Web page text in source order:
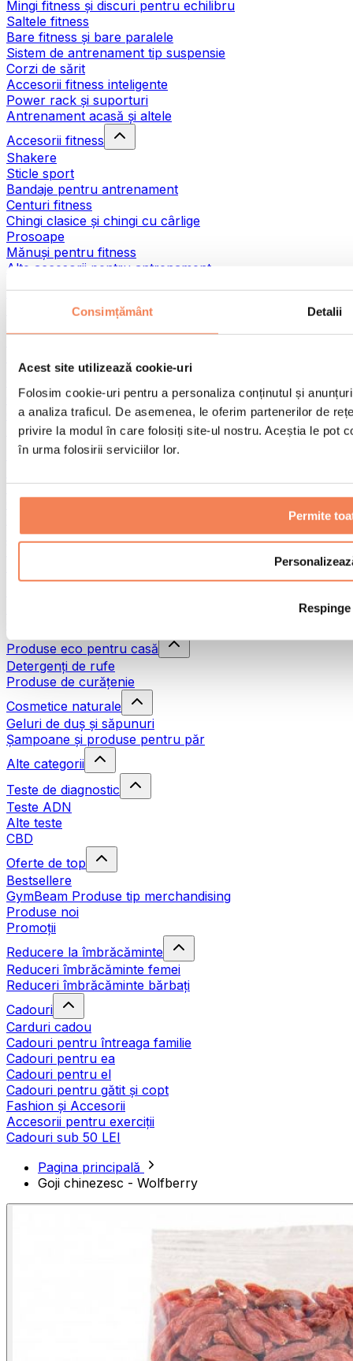
Consimțământ Detalii
Acest site utilizează cookie-uri
Folosim cookie-uri pentru a personaliza conținutul și
a analiza traficul. De asemenea, le oferim partenerilor de
privire la modul în care folosiți site-ul nostru. Aceștia le pot
în urma folosirii serviciilor lor.
Permite
Respinge
Mingi fitness și discuri pentru echilibru
Saltele fitness
Bare fitness și bare paralele
Sistem de antrenament tip suspensie
Corzi de sărit
Accesorii fitness inteligente
Power rack și suporturi
Antrenament acasă și altele
Accesorii fitness
Shakere
Sticle sport
Bandaje pentru antrenament
Centuri fitness
Chingi clasice și chingi cu cârlige
Prosoape
Mănuși pentru fitness
Alte accesorii pentru antrenament
Ajutoare pentru reabilitare
Pistoale de masaj
Genți și accesorii pentru alimente
Genți pentru sala de sport
Rucsacuri
Accesorii în funcție de activitate
Sporturi de contact
Terapie prin frig
Produse eco pentru casă
Detergenți de rufe
Produse de curățenie
Cosmetice naturale
Geluri de duș și săpunuri
Șampoane și produse pentru păr
Alte categorii
Teste de diagnostic
Teste ADN
Alte teste
CBD
Oferte de top
Bestsellere
GymBeam Produse tip merchandising
Produse noi
Promoții
Reducere la îmbrăcăminte
Reduceri îmbrăcăminte femei
Reduceri îmbrăcăminte bărbați
Cadouri
Carduri cadou
Cadouri pentru întreaga familie
Cadouri pentru ea
Cadouri pentru el
Cadouri pentru gătit și copt
Fashion și Accesorii
Accesorii pentru exerciții
Cadouri sub 50 LEI
Pagina principală
Goji chinezesc - Wolfberry